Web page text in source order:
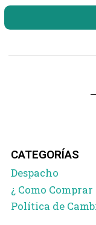
CATEGORÍAS
Despacho
¿ Como Comprar
Política de